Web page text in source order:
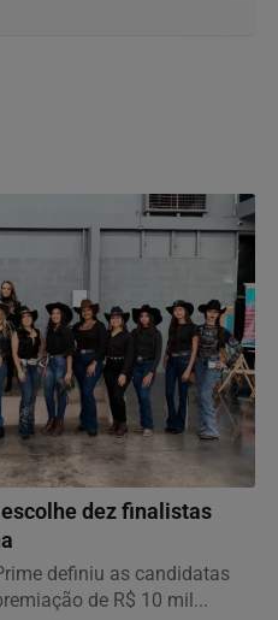
dez finalistas
definiu as candidatas
de R$ 10 mil...